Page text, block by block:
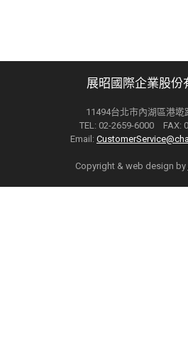
展昭國際企業股份
11494台北市內湖區港墘
TEL: 02-2659-6000 FAX:
Email:
Copyright & web design by